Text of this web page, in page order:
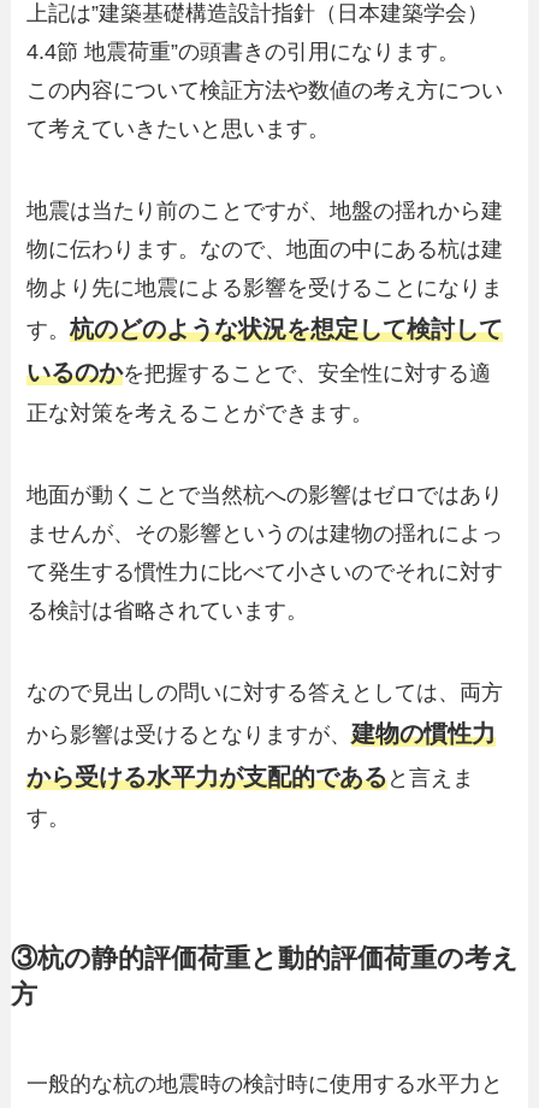
上記は”建築基礎構造設計指針（日本建築学会）
4.4節 地震荷重”の頭書きの引用になります。
この内容について検証方法や数値の考え方につい
て考えていきたいと思います。
地震は当たり前のことですが、地盤の揺れから建
物に伝わります。なので、地面の中にある杭は建
物より先に地震による影響を受けることになりま
す。杭のどのような状況を想定して検討して
いるのかを把握することで、安全性に対する適
正な対策を考えることができます。
地面が動くことで当然杭への影響はゼロではあり
ませんが、その影響というのは建物の揺れによっ
て発生する慣性力に比べて小さいのでそれに対す
る検討は省略されています。
なので見出しの問いに対する答えとしては、両方
から影響は受けるとなりますが、建物の慣性力
から受ける水平力が支配的であると言えま
す。
③杭の静的評価荷重と動的評価荷重の考え
方
一般的な杭の地震時の検討時に使用する水平力と